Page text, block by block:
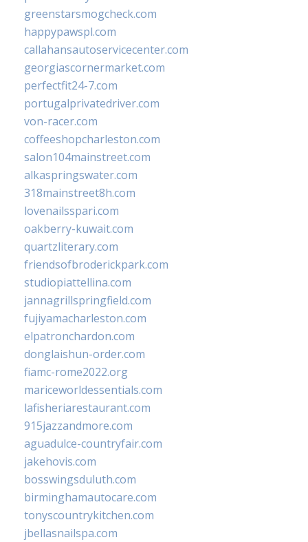
greenstarsmogcheck.com
happypawspl.com
callahansautoservicecenter.com
georgiascornermarket.com
perfectfit24-7.com
portugalprivatedriver.com
von-racer.com
coffeeshopcharleston.com
salon104mainstreet.com
alkaspringswater.com
318mainstreet8h.com
lovenailsspari.com
oakberry-kuwait.com
quartzliterary.com
friendsofbroderickpark.com
studiopiattellina.com
jannagrillspringfield.com
fujiyamacharleston.com
elpatronchardon.com
donglaishun-order.com
fiamc-rome2022.org
mariceworldessentials.com
lafisheriarestaurant.com
915jazzandmore.com
aguadulce-countryfair.com
jakehovis.com
bosswingsduluth.com
birminghamautocare.com
tonyscountrykitchen.com
jbellasnailspa.com